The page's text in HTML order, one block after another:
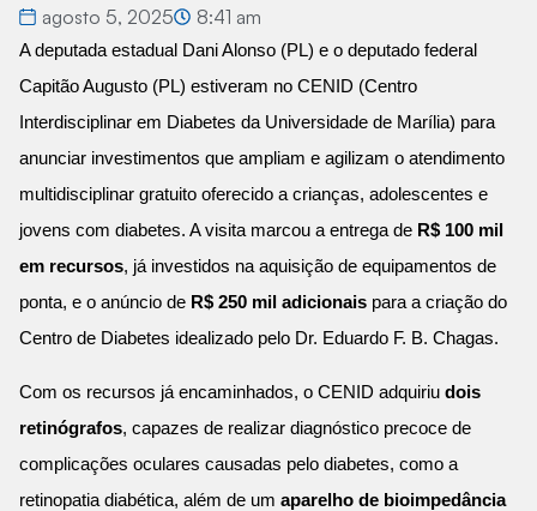
agosto 5, 2025 8:41 am
A deputada estadual Dani Alonso (PL) e o deputado federal
Capitão Augusto (PL) estiveram no CENID (Centro
Interdisciplinar em Diabetes da Universidade de Marília) para
anunciar investimentos que ampliam e agilizam o atendimento
multidisciplinar gratuito oferecido a crianças, adolescentes e
jovens com diabetes. A visita marcou a entrega de R$ 100 mil
em recursos, já investidos na aquisição de equipamentos de
ponta, e o anúncio de R$ 250 mil adicionais para a criação do
Centro de Diabetes idealizado pelo Dr. Eduardo F. B. Chagas.
Com os recursos já encaminhados, o CENID adquiriu dois
retinógrafos, capazes de realizar diagnóstico precoce de
complicações oculares causadas pelo diabetes, como a
retinopatia diabética, além de um aparelho de bioimpedância